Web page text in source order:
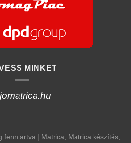
MINKET
jomatrica.hu
fenntartva | Matrica, Matrica készítés,